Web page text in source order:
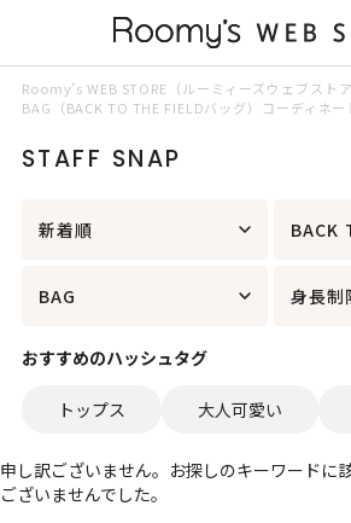
Roomy’s WEB STORE（ルーミィーズウェブストア
BAG（BACK TO THE FIELDバッグ）コーディネー
STAFF SNAP
新着順
BAG 身長制
おすすめのハッシュタグ
トップス 大人可愛い
申し訳ございません。お探しのキーワードに
ございませんでした。